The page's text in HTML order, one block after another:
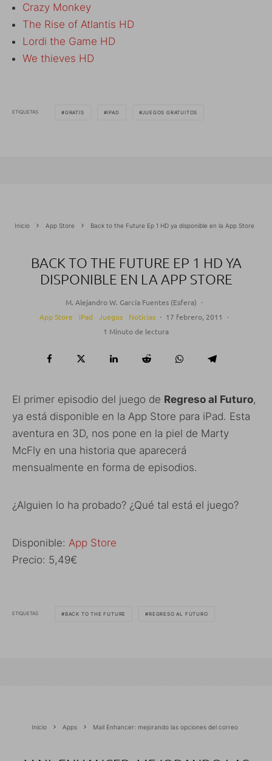
Crazy Monkey
The Rise of Atlantis HD
Lordi the Game HD
We thieves HD
ETIQUETAS GRATIS IPAD JUEGOS GRATUITOS
Inicio App Store Back to the Future Ep 1 HD ya disponible en la App Store
BACK TO THE FUTURE EP 1 HD YA
DISPONIBLE EN LA APP STORE
M. Alejandro W. García Fuentes (Esfera) ·
App Store
iPad Juegos Noticias · 17 febrero, 2011
·
1 Minuto de lectura
El primer episodio del juego de Regreso al Futuro,
ya está disponible en la App Store para iPad. Esta
aventura en 3D, nos pone en la piel de Marty
McFly en una historia que aparecerá
mensualmente en forma de episodios.
¿Alguien lo ha probado? ¿Qué tal está el juego?
Disponible: App Store
Precio: 5,49€
ETIQUETAS BACK TO THE FUTURE REGRESO AL FUTURO
Inicio Apps Mail Enhancer: mejorando las opciones del correo